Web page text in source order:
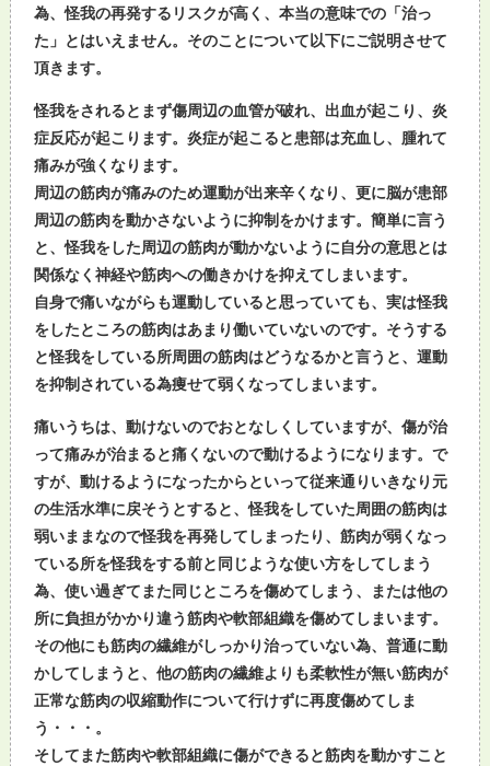
為、怪我の再発するリスクが高く、本当の意味での「治っ
た」とはいえません。そのことについて以下にご説明させて
頂きます。
怪我をされるとまず傷周辺の血管が破れ、出血が起こり、炎
症反応が起こります。 炎症が起こると患部は充血し、腫れて
痛みが強くなります。
周辺の筋肉が痛みのため運動が出来辛くなり、更に脳が患部
周辺の筋肉を動かさないように抑制をかけます。簡単に言う
と、怪我をした周辺の筋肉が動かないように自分の意思とは
関係なく神経や筋肉への働きかけを抑えてしまいます。
自身で痛いながらも運動していると思っていても、実は怪我
をしたところの筋肉はあまり働いていないのです。そうする
と怪我をしている所周囲の筋肉はどうなるかと言うと、運動
を抑制されている為痩せて弱くなってしまいます。
痛いうちは、動けないのでおとなしくしていますが、傷が治
って痛みが治まると痛くないので動けるようになります。で
すが、動けるようになったからといって従来通りいきなり元
の生活水準に戻そうとすると、怪我をしていた周囲の筋肉は
弱いままなので怪我を再発してしまったり、筋肉が弱くなっ
ている所を怪我をする前と同じような使い方をしてしまう
為、使い過ぎてまた同じところを傷めてしまう、または他の
所に負担がかかり違う筋肉や軟部組織を傷めてしまいます。
その他にも筋肉の繊維がしっかり治っていない為、普通に動
かしてしまうと、他の筋肉の繊維よりも柔軟性が無い筋肉が
正常な筋肉の収縮動作について行けずに再度傷めてしま
う・・・。
そしてまた筋肉や軟部組織に傷ができると筋肉を動かすこと